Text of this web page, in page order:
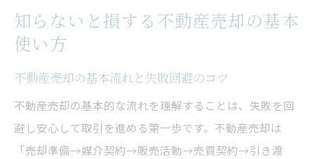
不動産売却時に注意する落とし穴事例
業界用語に強くなる不動産売却の流れ解説
不動産売却業界用語の基礎知識を解説
流れで押さえる不動産売却用語の使い方
売主が知るべき不動産売却の契約用語集
不動産売却の流れを言葉でしっかり理解
知らないと損する不動産売却の基本
使い方
不動産売却の基本流れと失敗回避のコツ
不動産売却の基本的な流れを理解することは、失敗を回
避し安心して取引を進める第一歩です。不動産売却は
「売却準備→媒介契約→販売活動→売買契約→引き渡